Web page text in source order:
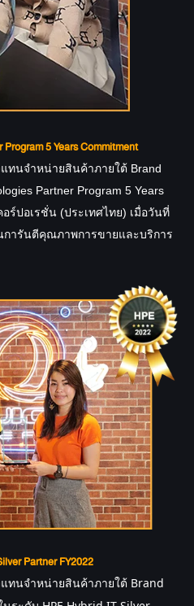
5 Years Commitment
ทนจำหน่ายสินค้าภายใต้ Brand
Partner Program 5 Years
ร์ปอเรชั่น (ประเทศไทย) เมื่อวันที่
การันตีคุณภาพการขายและบริการ
Partner FY2022
ทนจำหน่ายสินค้าภายใต้ Brand